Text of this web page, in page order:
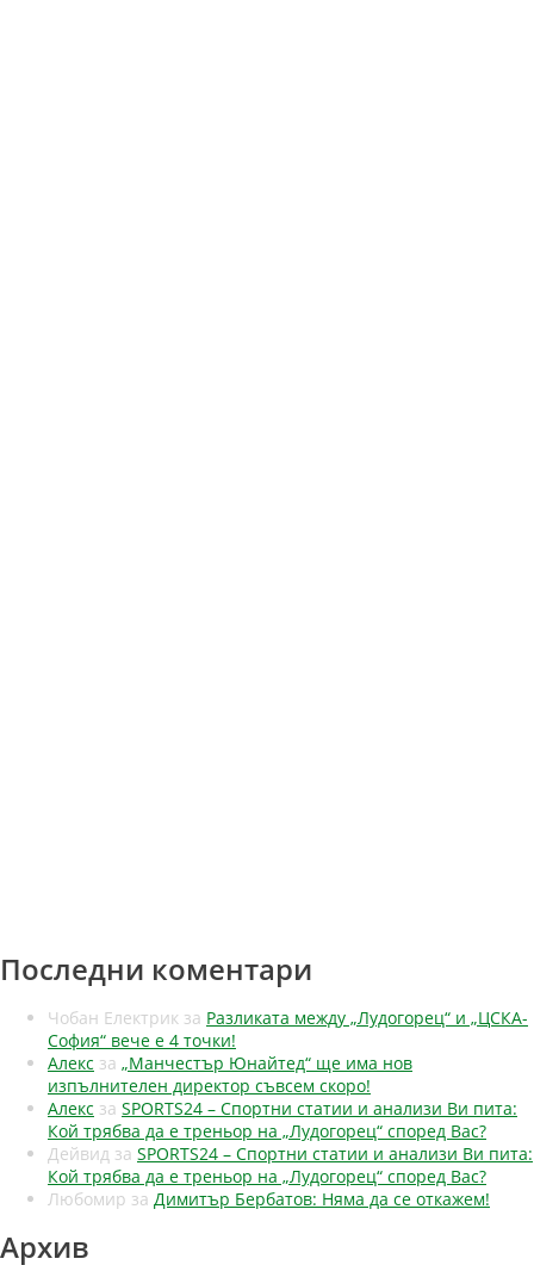
Последни коментари
Чобан Електрик за Разликата между „Лудогорец“ и „ЦСКА-
София“ вече е 4 точки!
Алекс за „Манчестър Юнайтед“ ще има нов
изпълнителен директор съвсем скоро!
Алекс за SPORTS24 – Спортни статии и анализи Ви пита:
Кой трябва да е треньор на „Лудогорец“ според Вас?
Дейвид за SPORTS24 – Спортни статии и анализи Ви пита:
Кой трябва да е треньор на „Лудогорец“ според Вас?
Любомир за Димитър Бербатов: Няма да се откажем!
Архив